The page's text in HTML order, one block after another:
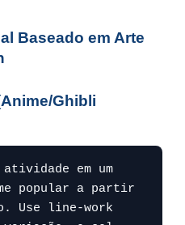
Baseado em Arte
Ghibli
em um
popular a partir
Use line-work